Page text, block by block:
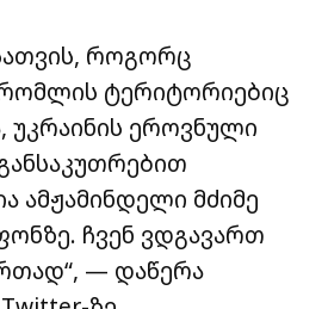
February 16, 2022
როგორც
რომლის ტერიტორიებიც
უკრაინის ეროვნული
ამჟამინდელი მძიმე
ჩვენ ვდგავართ
— დაწერა